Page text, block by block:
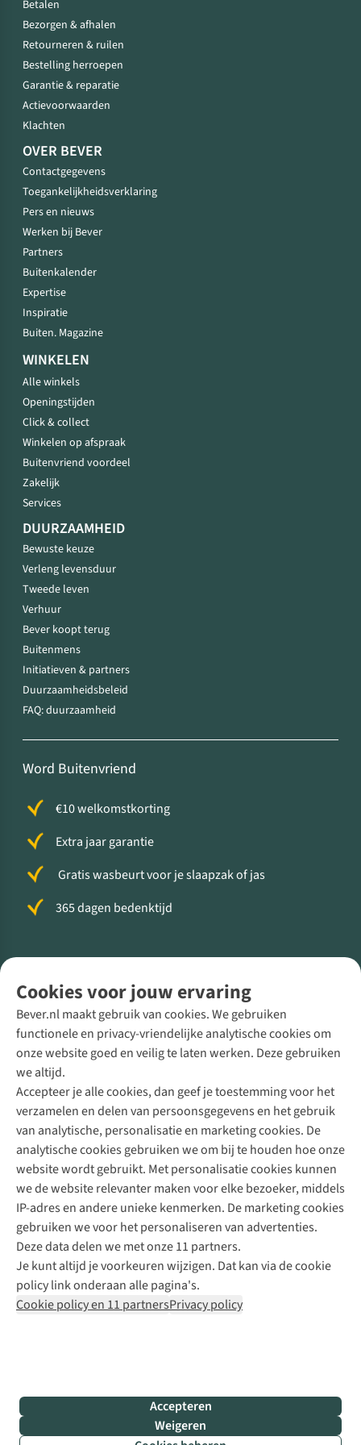
Cookies voor jouw ervaring
Bever.nl maakt gebruik van cookies. We gebruiken
functionele en privacy-vriendelijke analytische cookies om
onze website goed en veilig te laten werken. Deze gebruiken
we altijd.
Accepteer je alle cookies, dan geef je toestemming voor het
verzamelen en delen van persoonsgegevens en het gebruik
van analytische, personalisatie en marketing cookies. De
analytische cookies gebruiken we om bij te houden hoe onze
website wordt gebruikt. Met personalisatie cookies kunnen
we de website relevanter maken voor elke bezoeker, middels
IP-adres en andere unieke kenmerken. De marketing cookies
gebruiken we voor het personaliseren van advertenties.
Deze data delen we met onze 11 partners.
Je kunt altijd je voorkeuren wijzigen. Dat kan via de cookie
policy link onderaan alle pagina's.
Cookie policy en 11 partnersPrivacy policy
Accepteren
Weigeren
Betalen
Bezorgen & afhalen
Retourneren & ruilen
Bestelling herroepen
Garantie & reparatie
Actievoorwaarden
Klachten
OVER BEVER
Contactgegevens
Toegankelijkheidsverklaring
Pers en nieuws
Werken bij Bever
Partners
Buitenkalender
Expertise
Inspiratie
Buiten. Magazine
WINKELEN
Alle winkels
Openingstijden
Click & collect
Winkelen op afspraak
Buitenvriend voordeel
Zakelijk
Services
DUURZAAMHEID
Bewuste keuze
Verleng levensduur
Tweede leven
Verhuur
Bever koopt terug
Buitenmens
Initiatieven & partners
Duurzaamheidsbeleid
FAQ: duurzaamheid
Word Buitenvriend
€10 welkomstkorting
Extra jaar garantie
Gratis wasbeurt voor je slaapzak of jas
365 dagen bedenktijd
Direct advies van een Buitenexpert
+31 (0)85 888 50 88
+31 6 12 28 49 80
Contactformulier
Bever
B.V.